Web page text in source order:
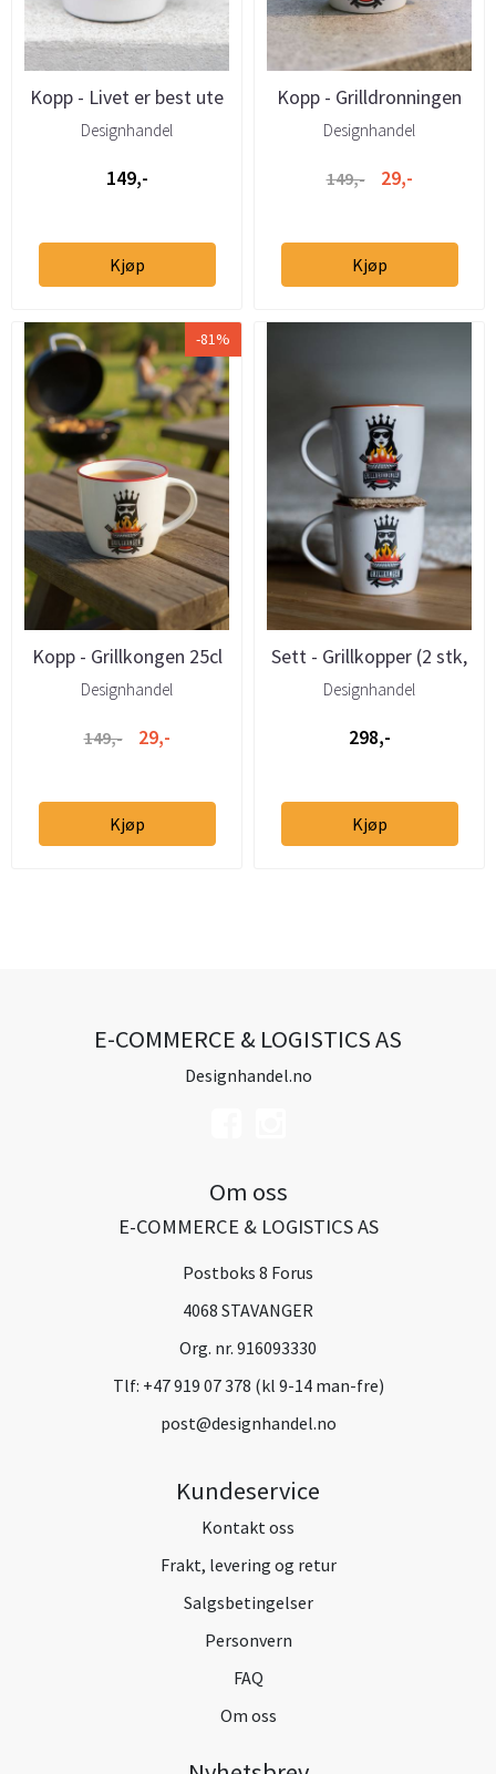
Kopp - Livet er best ute
2,5dl
Designhandel
149,-
Kjøp
Kopp - Grilldronningen
25cl
Designhandel
149,- 29,-
Kjøp
-81%
Kopp - Grillkongen 25cl
Designhandel
149,- 29,-
Kjøp
Sett - Grillkopper (2 stk,
"dronning + konge") ...
Designhandel
298,-
Kjøp
E-COMMERCE & LOGISTICS AS
Designhandel.no
Om oss
E-COMMERCE & LOGISTICS AS
Postboks 8 Forus
4068 STAVANGER
Org. nr. 916093330
Tlf: +47 919 07 378 (kl 9-14 man-fre)
post@designhandel.no
Kundeservice
Kontakt oss
Frakt, levering og retur
Salgsbetingelser
Personvern
FAQ
Om oss